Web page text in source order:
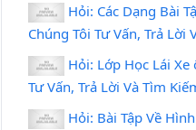
Hỏi: Các Dạng Bài
Chúng Tôi Tư Vấn, Trả Lời
Hỏi: Lớp Học Lái Xe
Tư Vấn, Trả Lời Và Tìm
Hỏi: Bài Tập Về